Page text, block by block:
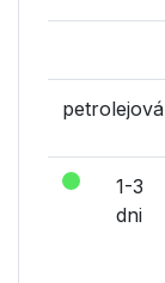
petrolejová
1-3
dni